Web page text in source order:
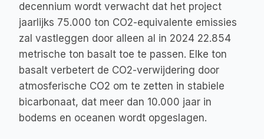
decennium wordt verwacht dat het project
jaarlijks 75.000 ton CO2-equivalente emissies
zal vastleggen door alleen al in 2024 22.854
metrische ton basalt toe te passen. Elke ton
basalt verbetert de CO2-verwijdering door
atmosferische CO2 om te zetten in stabiele
bicarbonaat, dat meer dan 10.000 jaar in
bodems en oceanen wordt opgeslagen.